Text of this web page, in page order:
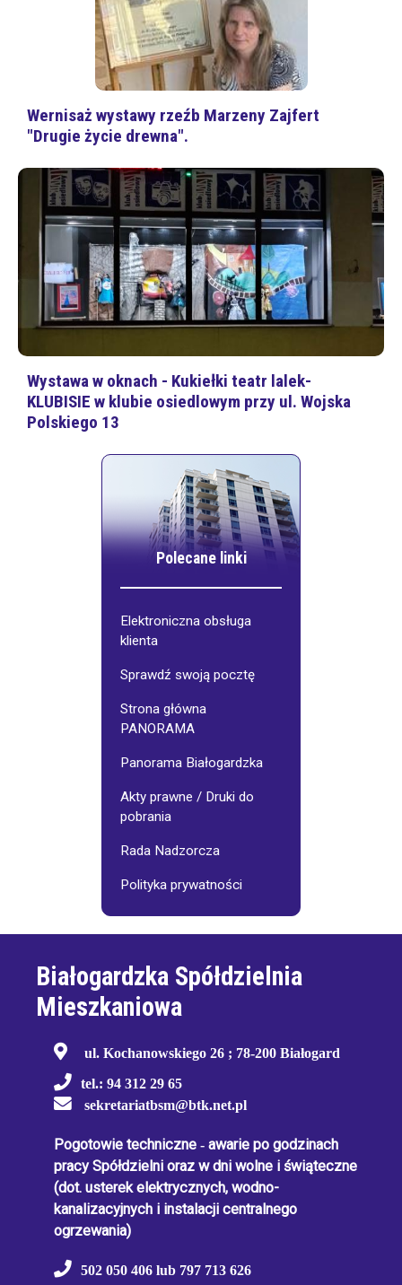
Wernisaż wystawy rzeźb Marzeny Zajfert
"Drugie życie drewna".
Wystawa w oknach - Kukiełki teatr lalek-
KLUBISIE w klubie osiedlowym przy ul. Wojska
Polskiego 13
Polecane linki
Elektroniczna obsługa
klienta
Sprawdź swoją pocztę
Strona główna
PANORAMA
Panorama Białogardzka
Akty prawne / Druki do
pobrania
Rada Nadzorcza
Polityka prywatności
Białogardzka Spółdzielnia
Mieszkaniowa
ul. Kochanowskiego 26 ; 78-200 Białogard
tel.: 94 312 29 65
sekretariatbsm@btk.net.pl
Pogotowie techniczne - awarie po godzinach
pracy Spółdzielni oraz w dni wolne i świąteczne
(dot. usterek elektrycznych, wodno-
kanalizacyjnych i instalacji centralnego
ogrzewania)
502 050 406 lub 797 713 626